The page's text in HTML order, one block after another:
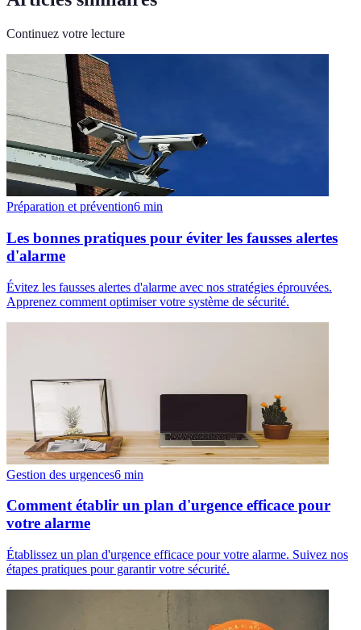
Continuez votre lecture
Préparation et prévention6 min
Les bonnes pratiques pour éviter les fausses alertes
d'alarme
Évitez les fausses alertes d'alarme avec nos stratégies éprouvées.
Apprenez comment optimiser votre système de sécurité.
Gestion des urgences6 min
Comment établir un plan d'urgence efficace pour
votre alarme
Établissez un plan d'urgence efficace pour votre alarme. Suivez nos
étapes pratiques pour garantir votre sécurité.